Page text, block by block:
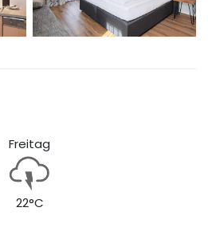
Freitag
22°C